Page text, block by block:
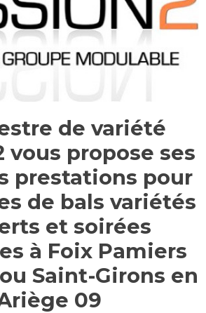
de variété
vous propose ses
prestations pour
de bals variétés
et soirées
à Foix Pamiers
Saint-Girons en
09